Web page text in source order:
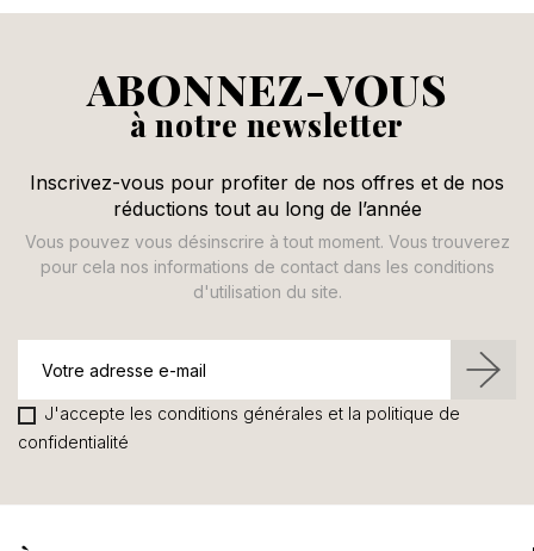
ABONNEZ-VOUS
à notre newsletter
Inscrivez-vous pour profiter de nos offres et de nos
réductions tout au long de l’année
Vous pouvez vous désinscrire à tout moment. Vous trouverez
pour cela nos informations de contact dans les conditions
d'utilisation du site.
J'accepte les conditions générales et la politique de
confidentialité